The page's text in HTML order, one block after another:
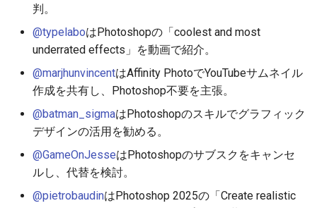
2026-05-30
2026-05-29
2026-05-28
2026-05-25
2025-11-14
2025-11-13
2025-11-12
2025-11-09
2026-05-30
2026-05-29
2026-05-28
2026-05-25
2025-11-14
2025-11-13
2025-11-12
2025-11-09
2026-05-27
2026-05-26
2026-05-25
2026-05-22
2025-11-14
2025-11-13
2025-11-12
2025-11-09
2026-05-26
2026-05-25
2026-05-24
2026-05-21
2025-11-14
2025-11-13
2025-11-12
2025-11-09
2026-05-30
2026-05-29
2026-05-28
2026-05-25
判。
@typelaboはPhotoshopの「coolest and most
underrated effects」を動画で紹介。
@marjhunvincentはAffinity PhotoでYouTubeサムネイル
作成を共有し、Photoshop不要を主張。
@batman_sigmaはPhotoshopのスキルでグラフィック
デザインの活用を勧める。
@GameOnJesseはPhotoshopのサブスクをキャンセ
ルし、代替を検討。
@pietrobaudinはPhotoshop 2025の「Create realistic